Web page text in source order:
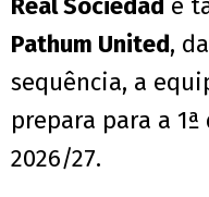
Real Sociedad e
Pathum United,
sequência, a
prepara para a
2026/27.